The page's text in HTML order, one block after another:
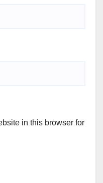
in this browser for